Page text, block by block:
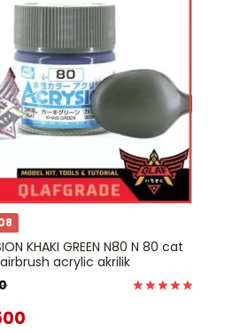
KHAKI GREEN N80 N 80 cat
acrylic akrilik